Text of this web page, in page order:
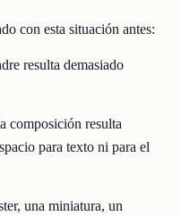
con esta situación antes:
resulta demasiado
composición resulta
para texto ni para el
una miniatura, un